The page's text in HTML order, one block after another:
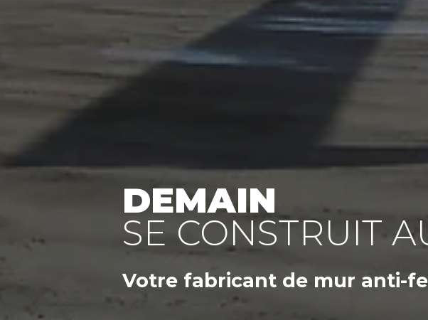
DEMAIN
SE CONSTRUIT
Votre fabricant de mur anti-